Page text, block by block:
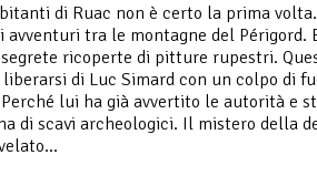
di Ruac non è certo la prima
avventuri tra le montagne del Périgord.
ricoperte di pitture rupestri.
liberarsi di Luc Simard con un colpo di
lui ha già avvertito le autorità e
di scavi archeologici. Il mistero della